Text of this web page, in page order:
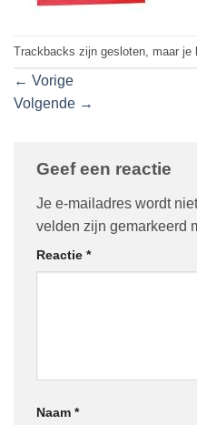
Trackbacks zijn gesloten, maar je
← Vorige
Volgende →
Geef een reactie
Je e-mailadres wordt
velden zijn gemarkeerd
Reactie *
Naam *